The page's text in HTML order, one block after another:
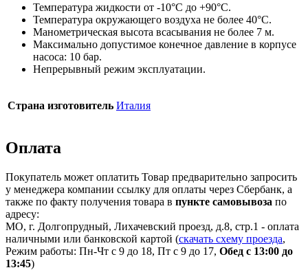
Температура жидкости от -10°C до +90°C.
Температура окружающего воздуха не более 40°C.
Манометрическая высота всасывания не более 7 м.
Максимально допустимое конечное давление в корпусе
насоса: 10 бар.
Непрерывный режим эксплуатации.
Страна изготовитель Италия
Оплата
Покупатель может оплатить Товар предварительно запросить
у менеджера компании ссылку для оплаты через Сбербанк, а
также по факту получения товара в пункте самовывоза по
адресу:
МО, г. Долгопрудный, Лихачевский проезд, д.8, стр.1 - оплата
наличными или банковской картой (скачать схему проезда,
Режим работы: Пн-Чт с 9 до 18, Пт с 9 до 17, Обед с 13:00 до
13:45)